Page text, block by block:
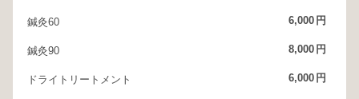
鍼灸60 6,000 円
鍼灸90 8,000 円
ドライトリートメント 6,000 円